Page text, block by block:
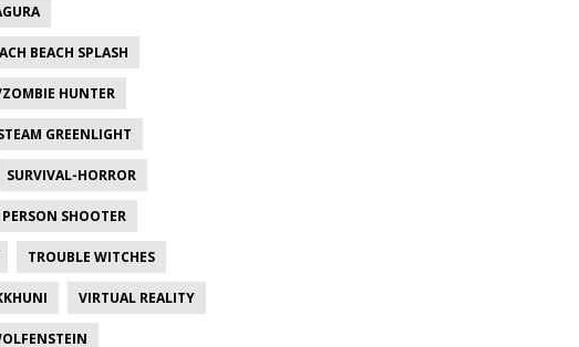
BEACH SPLASH
HUNTER
GREENLIGHT
SURVIVAL-HORROR
SHOOTER
TROUBLE WITCHES
VIRTUAL REALITY